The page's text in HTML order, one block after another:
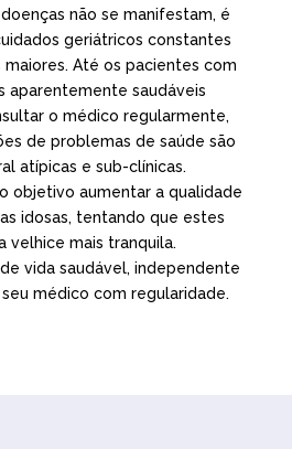
não se manifestam, é
geriátricos constantes
Até os pacientes com
aparentemente saudáveis
o médico regularmente,
de problemas de saúde são
atípicas e sub-clínicas.
objetivo aumentar a qualidade
idosas, tentando que estes
velhice mais tranquila.
vida saudável, independente
médico com regularidade.